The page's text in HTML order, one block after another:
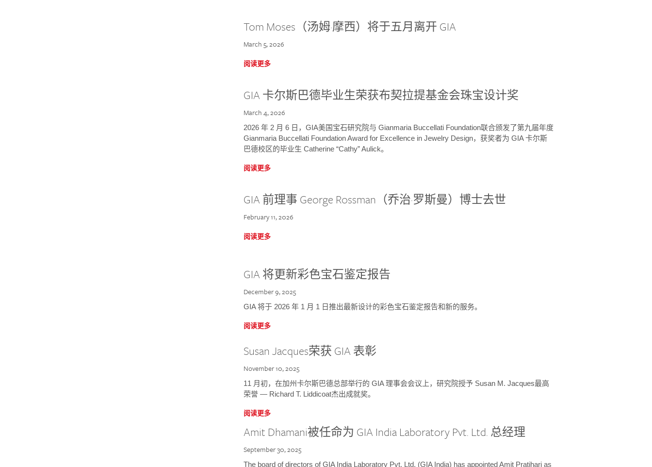
Tom Moses（汤姆·摩西）将于五月离开 GIA
March 5, 2026
阅读更多
GIA 卡尔斯巴德毕业生荣获布契拉提基金会珠宝设计奖
March 4, 2026
2026 年 2 月 6 日，GIA美国宝石研究院与 Gianmaria Buccellati Foundation联合颁发了第九届年度
Gianmaria Buccellati Foundation Award for Excellence in Jewelry Design，获奖者为 GIA 卡尔斯
巴德校区的毕业生 Catherine “Cathy” Aulick。
阅读更多
GIA 前理事 George Rossman（乔治·罗斯曼）博士去世
February 11, 2026
阅读更多
GIA 将更新彩色宝石鉴定报告
December 9, 2025
GIA 将于 2026 年 1 月 1 日推出最新设计的彩色宝石鉴定报告和新的服务。
阅读更多
Susan Jacques荣获 GIA 表彰
November 10, 2025
11 月初，在加州卡尔斯巴德总部举行的 GIA 理事会会议上，研究院授予 Susan M. Jacques最高
荣誉 — Richard T. Liddicoat杰出成就奖。
阅读更多
Amit Dhamani被任命为 GIA India Laboratory Pvt. Ltd. 总经理
September 30, 2025
The board of directors of GIA India Laboratory Pvt. Ltd. (GIA India) has appointed Amit Pratihari as